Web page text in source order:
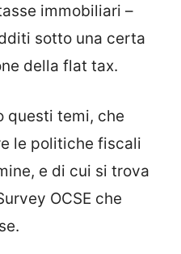
immobiliari –
sotto una certa
della flat tax.
questi temi, che
le politiche fiscali
e di cui si trova
OCSE che